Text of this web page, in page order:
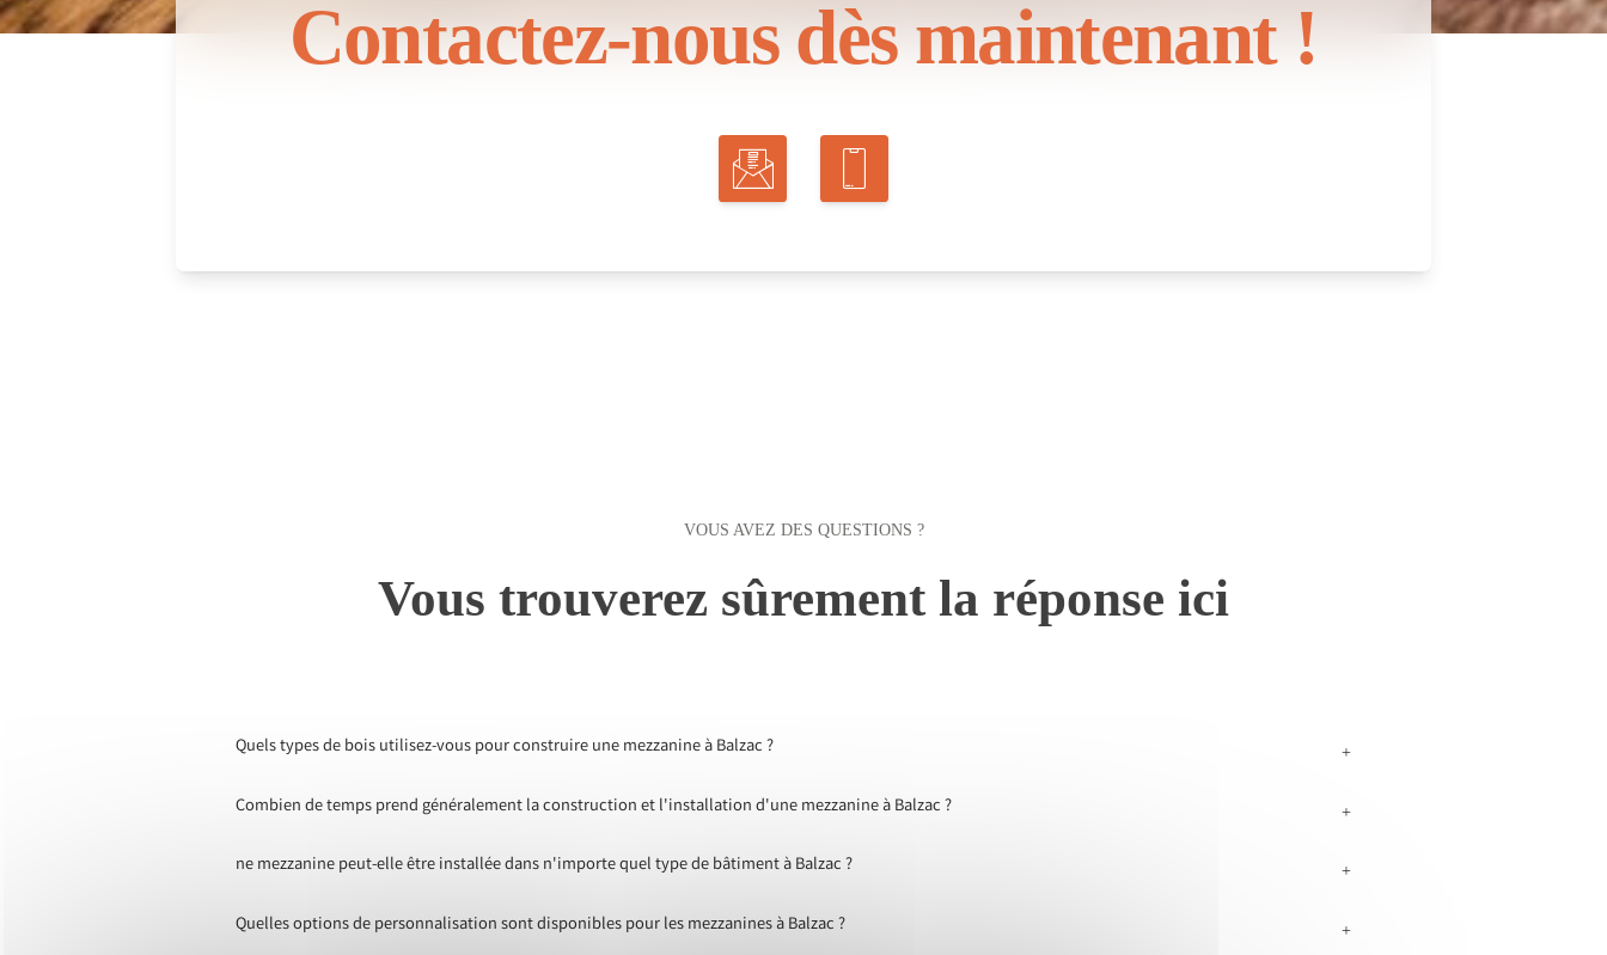
Contactez-nous dès maintenant !
VOUS AVEZ DES QUESTIONS ?
Vous trouverez sûrement la réponse ici
Quels types de bois utilisez-vous pour construire une mezzanine à Balzac ? +
Combien de temps prend généralement la construction et l'installation d'une mezzanine à Balzac ? +
ne mezzanine peut-elle être installée dans n'importe quel type de bâtiment à Balzac ? +
Quelles options de personnalisation sont disponibles pour les mezzanines à Balzac ? +